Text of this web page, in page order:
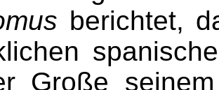
berichtet,
Große